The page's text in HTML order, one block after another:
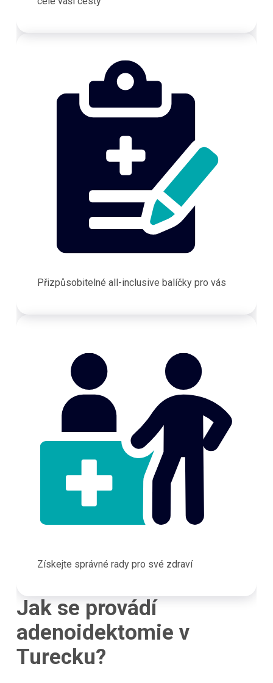
Přizpůsobitelné all-inclusive balíčky pro vás
Získejte správné rady pro své zdraví
Jak se provádí
adenoidektomie v
Turecku?